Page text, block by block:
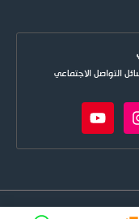
التواصل الاجتماعي